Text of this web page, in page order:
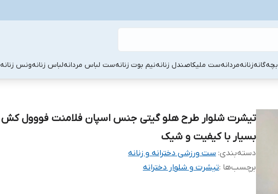
بچه‌گانهزنانهمردانهست ملیکاصندل زنانهنیم بوت زنانهست لباس مردانهلباس زنانهونس زنانه
تیشرت شلوار طرح هلو گیتی جنس اسپان فلامنت فووول کش
بسیار با کیفیت و شیک
دسته‌بندی: ست ورزشی دخترانه و زنانه
برچسب‌ها :تیشرت و شلوار دخترانه